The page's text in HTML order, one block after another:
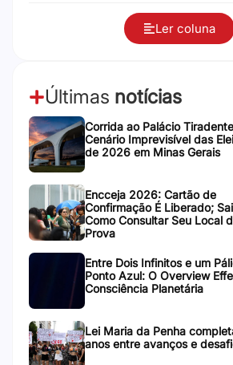
Ler coluna
Últimas notícias
Corrida ao Palácio
Cenário Imprevisível das
de 2026 em Minas Gerais
Encceja 2026: Cartão de
Confirmação É Liberado;
Como Consultar Seu Local
Prova
Entre Dois Infinitos e um
Ponto Azul: O Overview
Consciência Planetária
Lei Maria da Penha
anos entre avanços e